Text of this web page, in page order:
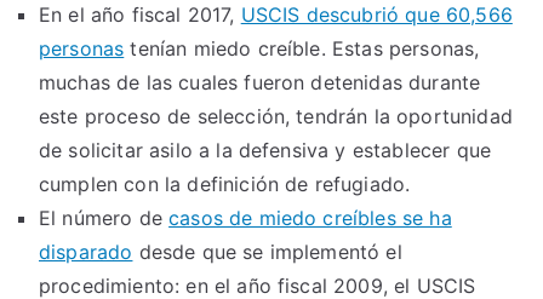
En el año fiscal 2017, USCIS descubrió que 60,566
personas tenían miedo creíble. Estas personas,
muchas de las cuales fueron detenidas durante
este proceso de selección, tendrán la oportunidad
de solicitar asilo a la defensiva y establecer que
cumplen con la definición de refugiado.
El número decasos de miedo creíbles se ha
disparado desde que se implementó el
procedimiento: en el año fiscal 2009, el USCIS